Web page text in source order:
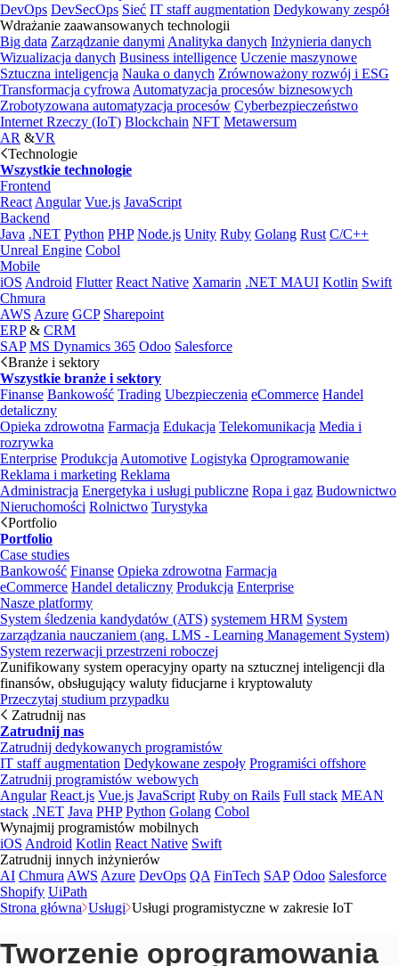
DevOps DevSecOps Sieć IT staff augmentation Dedykowany zespół
Wdrażanie zaawansowanych technologii
Big data Zarządzanie danymi Analityka danych Inżynieria danych
Wizualizacja danych Business intelligence Uczenie maszynowe
Sztuczna inteligencja Nauka o danych Zrównoważony rozwój i ESG
Transformacja cyfrowa Automatyzacja procesów biznesowych
Zrobotyzowana automatyzacja procesów Cyberbezpieczeństwo
Internet Rzeczy (IoT) Blockchain NFT Metawersum
AR &VR
Technologie
Wszystkie technologie
Frontend
React Angular Vue.js JavaScript
Backend
Java .NET Python PHP Node.js Unity Ruby Golang Rust C/C++
Unreal Engine Cobol
Mobile
iOS Android Flutter React Native Xamarin .NET MAUI Kotlin Swift
Chmura
AWS Azure GCP Sharepoint
ERP& CRM
SAP MS Dynamics 365 Odoo Salesforce
Branże i sektory
Wszystkie branże i sektory
Finanse Bankowość Trading Ubezpieczenia eCommerce Handel
detaliczny
Opieka zdrowotna Farmacja Edukacja Telekomunikacja Media i
rozrywka
Enterprise Produkcja Automotive Logistyka Oprogramowanie
Reklama i marketing Reklama
Administracja Energetyka i usługi publiczne Ropa i gaz Budownictwo
Nieruchomości Rolnictwo Turystyka
Portfolio
Portfolio
Case studies
Bankowość Finanse Opieka zdrowotna Farmacja
eCommerce Handel detaliczny Produkcja Enterprise
Nasze platformy
System śledzenia kandydatów (ATS) systemem HRM System
zarządzania nauczaniem (ang. LMS - Learning Management System)
System rezerwacji przestrzeni roboczej
Zunifikowany system operacyjny oparty na sztucznej inteligencji dla
finansów, obsługujący waluty fiducjarne i kryptowaluty
Przeczytaj studium przypadku
Zatrudnij nas
Zatrudnij nas
Zatrudnij dedykowanych programistów
IT staff augmentation Dedykowane zespoły Programiści offshore
Zatrudnij programistów webowych
Angular React.js Vue.js JavaScript Ruby on Rails Full stack MEAN
stack .NET Java PHP Python Golang Cobol
Wynajmij programistów mobilnych
iOS Android Kotlin React Native Swift
Zatrudnij innych inżynierów
AI Chmura AWS Azure DevOps QA FinTech SAP Odoo Salesforce
Shopify UiPath
Strona główna Usługi Usługi programistyczne w zakresie IoT
Tworzenie oprogramowania